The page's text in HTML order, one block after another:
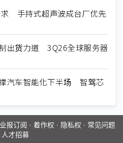
求 手持式超声波成台厂优先
出货力道 3Q26全球服务器
汽车智能化下半场 智驾芯
报订阅 · 着作权 · 隐私权 · 常见问题
人才招募